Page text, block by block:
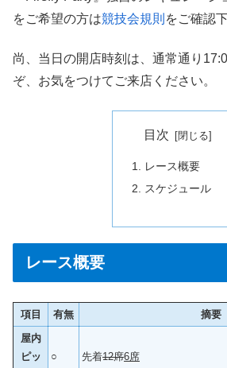
をご希望の方は競技会規則 をご確認
尚、当日の開店時刻は、通常通り
ぞ、お気をつけてご来店ください。
目次
レース概要
スケジュール
レース概要
項目 有無
摘要
屋内
ピッ
○ 先着12席6席